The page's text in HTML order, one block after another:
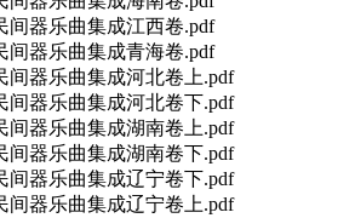
间器乐曲集成江西卷.pdf
间器乐曲集成青海卷.pdf
间器乐曲集成河北卷上.pdf
间器乐曲集成河北卷下.pdf
间器乐曲集成湖南卷上.pdf
间器乐曲集成湖南卷下.pdf
间器乐曲集成辽宁卷下.pdf
间器乐曲集成辽宁卷上.pdf